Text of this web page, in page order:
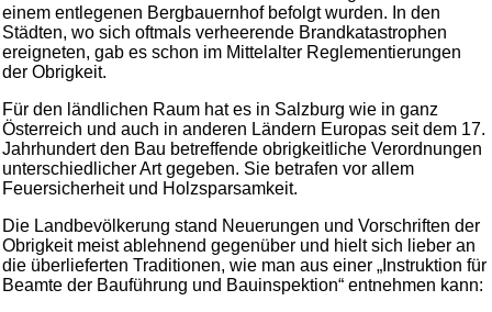
einem entlegenen Bergbauernhof befolgt wurden. In den
Städten, wo sich oftmals verheerende Brandkatastrophen
ereigneten, gab es schon im Mittelalter Reglementierungen
der Obrigkeit.
Für den ländlichen Raum hat es in Salzburg wie in ganz
Österreich und auch in anderen Ländern Europas seit dem 17.
Jahrhundert den Bau betreffende obrigkeitliche Verordnungen
unterschiedlicher Art gegeben. Sie betrafen vor allem
Feuersicherheit und Holzsparsamkeit.
Die Landbevölkerung stand Neuerungen und Vorschriften der
Obrigkeit meist ablehnend gegenüber und hielt sich lieber an
die überlieferten Traditionen, wie man aus einer „Instruktion für
Beamte der Bauführung und Bauinspektion“ entnehmen kann: